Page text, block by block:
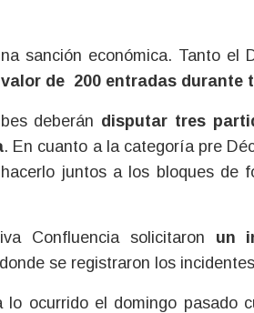
sanción económica. Tanto el
de 200 entradas durante
deberán disputar tres
. En cuanto a la categoría pre
juntos a los bloques de
Confluencia solicitaron un
donde se registraron los
ocurrido el domingo pasado